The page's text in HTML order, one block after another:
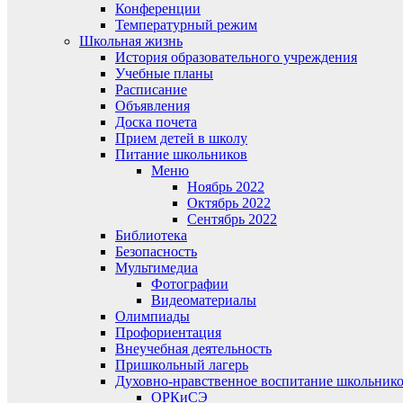
Конференции
Температурный режим
Школьная жизнь
История образовательного учреждения
Учебные планы
Расписание
Объявления
Доска почета
Прием детей в школу
Питание школьников
Меню
Ноябрь 2022
Октябрь 2022
Сентябрь 2022
Библиотека
Безопасность
Мультимедиа
Фотографии
Видеоматериалы
Олимпиады
Профориентация
Внеучебная деятельность
Пришкольный лагерь
Духовно-нравственное воспитание
ОРКиСЭ